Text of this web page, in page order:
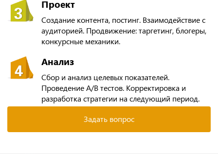
Проект
Создание контента, постинг. Взаимодействие с
аудиторией. Продвижение: таргетинг, блогеры,
конкурсные механики.
Анализ
Сбор и анализ целевых показателей.
Проведение A/B тестов. Корректировка и
разработка стратегии на следующий период.
Задать вопрос